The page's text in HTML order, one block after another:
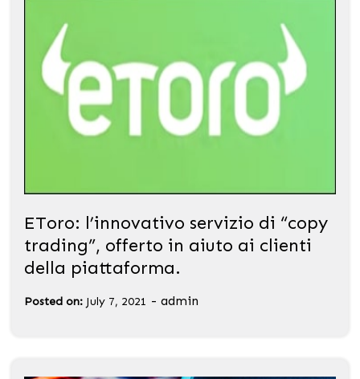
EToro: l’innovativo servizio di “copy
trading”, offerto in aiuto ai clienti
della piattaforma.
Posted on: July 7, 2021 - admin